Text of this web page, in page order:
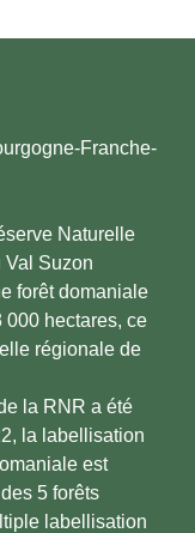
Franche-
Naturelle
Suzon
forêt domaniale
000 hectares, ce
régionale de
la RNR a été
la labellisation
est
5 forêts
labellisation